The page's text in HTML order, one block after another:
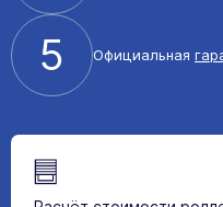
5 Официальная